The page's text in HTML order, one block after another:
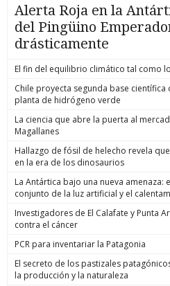
Alerta Roja en la
del Pingüino
drásticamente
El fin del equilibrio climático tal como
Chile proyecta segunda base
planta de hidrógeno verde
La ciencia que abre la puerta al
Magallanes
Hallazgo de fósil de helecho revela
en la era de los dinosaurios
La Antártica bajo una nueva
conjunto de la luz artificial y el
Investigadores de El Calafate y Punta
contra el cáncer
PCR para inventariar la Patagonia
El secreto de los pastizales
la producción y la naturaleza